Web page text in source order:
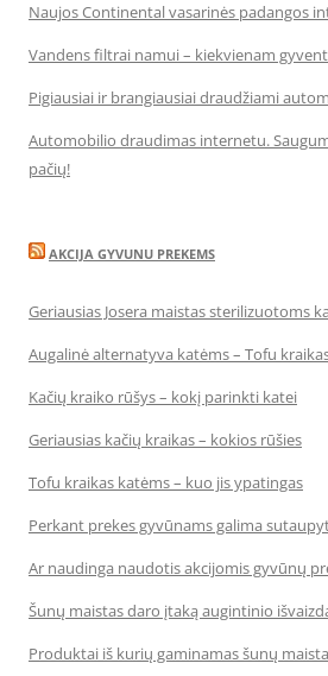
Naujos Continental vasarinės padangos
Vandens filtrai namui – kiekvienam
Pigiausiai ir brangiausiai draudžiami
Automobilio draudimas internetu.
pačių!
AKCIJA GYVUNU PREKEMS
Geriausias Josera maistas sterilizuotoms
Augalinė alternatyva katėms – Tofu
Kačių kraiko rūšys – kokį parinkti katei
Geriausias kačių kraikas – kokios rūšies
Tofu kraikas katėms – kuo jis ypatingas
Perkant prekes gyvūnams galima
Ar naudinga naudotis akcijomis gyvūnų
Šunų maistas daro įtaką augintinio
Produktai iš kurių gaminamas šunų